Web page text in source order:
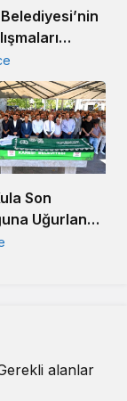
Sürüyor
Son
Uğurlandı:
Duayen
alanlar